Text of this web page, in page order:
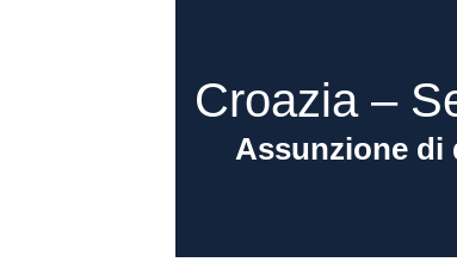
Croazia –
Assunzione di